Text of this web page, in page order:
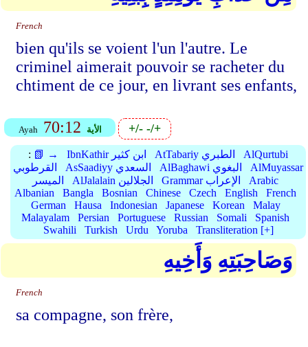
French
bien qu'ils se voient l'un l'autre. Le
criminel aimerait pouvoir se racheter du
chtiment de ce jour, en livrant ses enfants,
Ayah 70:12 الأية +/--/+
: 📗 → IbnKathir ابن كثير AtTabariy الطبري
AlQurtubi
القرطوبي
AsSaadiyy السعدي AlBaghawi البغوي
AlMuyassar
الميسر
AlJalalain الجلالين Grammar الإعراب
Arabic
Albanian
Bangla Bosnian Chinese Czech English
French
German
Hausa Indonesian Japanese Korean
Malay
Malayalam
Persian Portuguese Russian Somali
Spanish
Swahili
Turkish Urdu Yoruba Transliteration [+]
وَصَاحِبَتِهِ وَأَخِيهِ
French
sa compagne, son frère,